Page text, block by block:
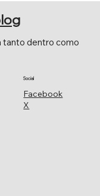
DE JAVIER
Facebook
X
Social
tanto dentro como